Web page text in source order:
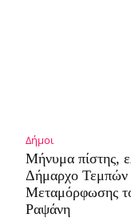
Δήμοι
Μήνυμα πίστης,
Δήμαρχο Τεμπών
Μεταμόρφωσης
Ραψάνη